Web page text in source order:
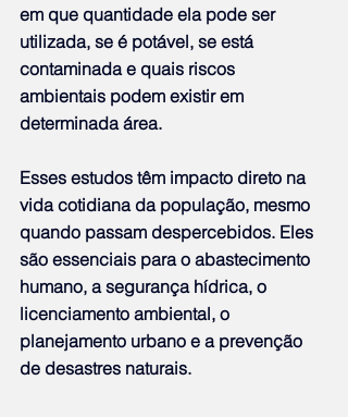
em que quantidade ela pode ser
utilizada, se é potável, se está
contaminada e quais riscos
ambientais podem existir em
determinada área.
Esses estudos têm impacto direto na
vida cotidiana da população, mesmo
quando passam despercebidos. Eles
são essenciais para o abastecimento
humano, a segurança hídrica, o
licenciamento ambiental, o
planejamento urbano e a prevenção
de desastres naturais.